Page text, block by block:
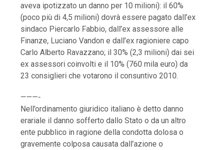
aveva ipotizzato un danno per 10 milioni): il 60%
(poco più di 4,5 milioni) dovrà essere pagato dall’ex
sindaco Piercarlo Fabbio, dall’ex assessore alle
Finanze, Luciano Vandon e dall’ex ragioniere capo
Carlo Alberto Ravazzano; il 30% (2,3 milioni) dai sei
ex assessori coinvolti e il 10% (760 mila euro) da
23 consiglieri che votarono il consuntivo 2010.
———-
Nell’ordinamento giuridico italiano è detto danno
erariale il danno sofferto dallo Stato o da un altro
ente pubblico in ragione della condotta dolosa o
gravemente colposa causata dall’azione o